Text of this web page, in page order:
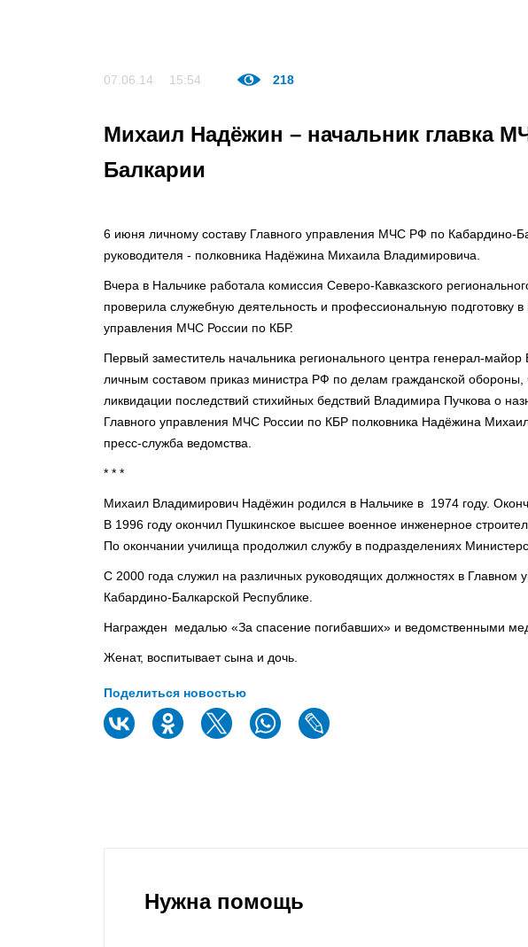
07.06.14 15:54 218
Михаил Надёжин – начальник главка
Балкарии
6 июня личному составу Главного управления МЧС РФ по Кабардино-
руководителя - полковника Надёжина Михаила Владимировича.
Вчера в Нальчике работала комиссия Северо-Кавказского
проверила служебную деятельность и профессиональную подготовку в
управления МЧС России по КБР.
Первый заместитель начальника регионального центра генерал-
личным составом приказ министра РФ по делам гражданской
ликвидации последствий стихийных бедствий Владимира Пучкова о
Главного управления МЧС России по КБР полковника Надёжина
пресс-служба ведомства.
* * *
Михаил Владимирович Надёжин родился в Нальчике в 1974 году.
В 1996 году окончил Пушкинское высшее военное инженерное
По окончании училища продолжил службу в подразделениях
С 2000 года служил на различных руководящих должностях в Главном
Кабардино-Балкарской Республике.
Награжден медалью «За спасение погибавших» и ведомственными
Женат, воспитывает сына и дочь.
Поделиться новостью
Нужна помощь